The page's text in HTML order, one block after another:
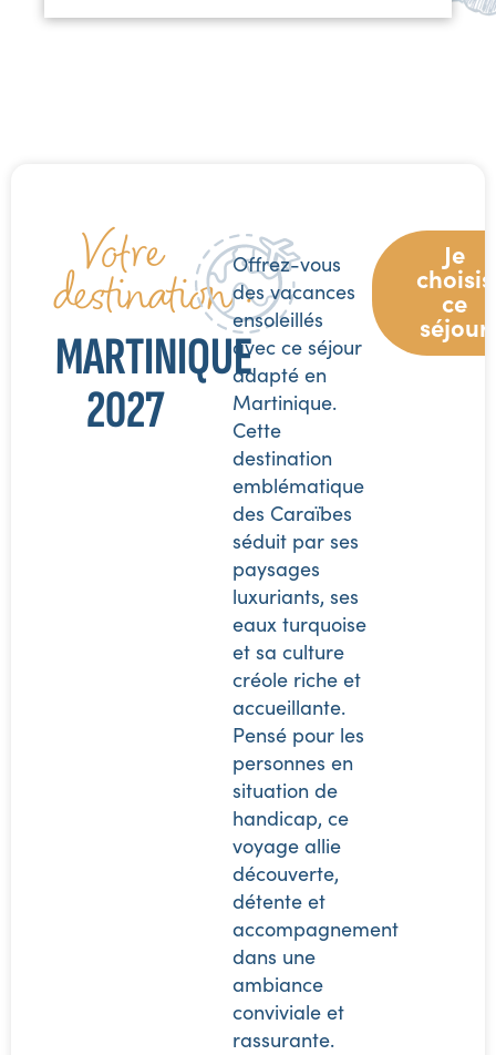
Votre
destination :
MARTINIQUE
2027
Offrez-vous
des vacances
ensoleillés
avec ce séjour
adapté en
Martinique.
Cette
destination
emblématique
des Caraïbes
séduit par ses
paysages
luxuriants, ses
eaux turquoise
et sa culture
créole riche et
accueillante.
Pensé pour les
personnes en
situation de
handicap, ce
voyage allie
découverte,
détente et
accompagnement
dans une
ambiance
conviviale et
rassurante.
Je
choisis
ce
séjour